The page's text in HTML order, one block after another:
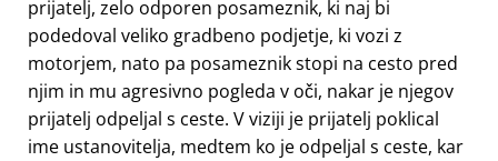
prijatelj, zelo odporen posameznik, ki naj bi
podedoval veliko gradbeno podjetje, ki vozi z
motorjem, nato pa posameznik stopi na cesto pred
njim in mu agresivno pogleda v oči, nakar je njegov
prijatelj odpeljal s ceste. V viziji je prijatelj poklical
ime ustanovitelja, medtem ko je odpeljal s ceste, kar